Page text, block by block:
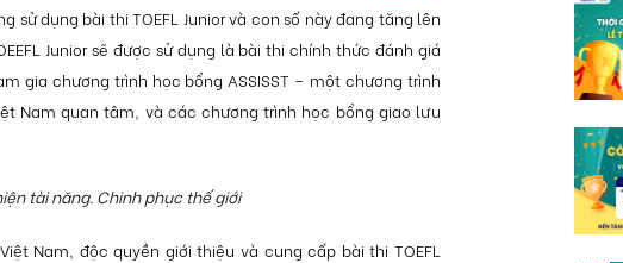
sử dụng bài thi TOEFL Junior và con số này đang tăng lên
Junior sẽ được sử dụng là bài thi chính thức đánh giá
gia chương trình học bổng ASSISST – một chương trình
Nam quan tâm, và các chương trình học bổng giao lưu
tài năng. Chinh phục thế giới
Nam, độc quyền giới thiệu và cung cấp bài thi TOEFL